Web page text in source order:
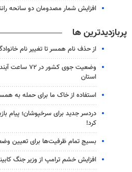
افزایش شمار مصدومان دو سانحه
پربازدیدترین ها
از حذف نام همسر تا تغییر نام
استان
استفاده از خاک ما برای حمله به
دردسر جدید برای سرخپوشان؛ پیام
کرد!
بسیج تمام ظرفیت‌ها برای تعیین وضعیت
افزایش خشم ترامپ از وزیر جنگ